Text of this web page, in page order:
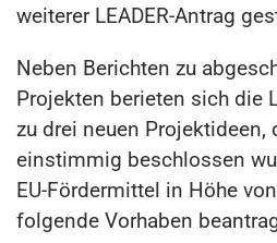
weiterer LEADER-Antrag
Neben Berichten zu
Projekten berieten sich die
zu drei neuen Projektideen,
einstimmig beschlossen
EU-Fördermittel in Höhe
folgende Vorhaben